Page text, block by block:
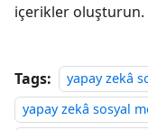
içerikler oluşturun.
Tags:
yapay zekâ
yapay zekâ sosyal